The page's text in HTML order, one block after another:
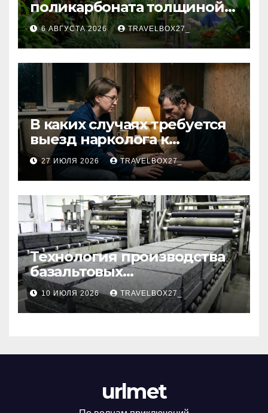
поликарбоната толщиной 4
и 6 мм
6 АВГУСТА 2026 TRAVELBOX27_
В каких случаях требуется
выезд нарколога к
пациенту
27 ИЮЛЯ 2026 TRAVELBOX27_
Технология производства
базальтовых
теплоизоляционных плит
по ГОСТ
10 ИЮЛЯ 2026 TRAVELBOX27_
urlmet